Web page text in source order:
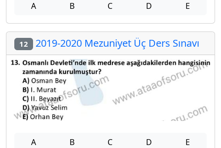
A B C D E
12 2019-2020 Mezuniyet Üç Ders Sınavı
A B C D E